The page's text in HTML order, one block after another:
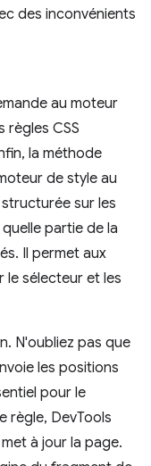
des inconvénients
au moteur
règles CSS
la méthode
de style au
sur les
partie de la
Il permet aux
le sélecteur et les
N'oubliez pas que
les positions
pour le
règle, DevTools
à jour la page.